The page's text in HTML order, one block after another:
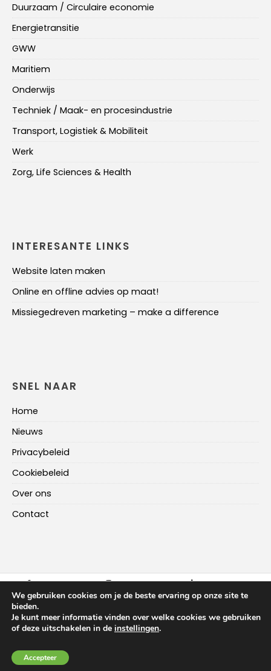
Duurzaam / Circulaire economie
Energietransitie
GWW
Maritiem
Onderwijs
Techniek / Maak- en procesindustrie
Transport, Logistiek & Mobiliteit
Werk
Zorg, Life Sciences & Health
INTERESANTE LINKS
Website laten maken
Online en offline advies op maat!
Missiegedreven marketing – make a difference
SNEL NAAR
Home
Nieuws
Privacybeleid
Cookiebeleid
Over ons
Contact
FACEBOOK INSTAGRAM LINKEDIN
HOME NIEUWS OVER ONS CONTACT
We gebruiken cookies om je de beste ervaring op onze site te
bieden.
Je kunt meer informatie vinden over welke cookies we gebruiken
of deze uitschakelen in de instellingen.
Accepteer